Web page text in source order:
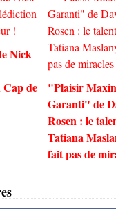
Nick
de
"Plaisir
Garanti" de
Rosen : le
Tatiana
fait pas de